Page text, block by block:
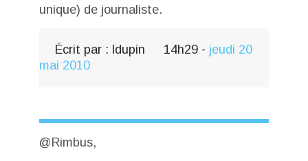
unique) de journaliste.
Écrit par : ldupin 14h29 - jeudi 20
mai 2010
@Rimbus,